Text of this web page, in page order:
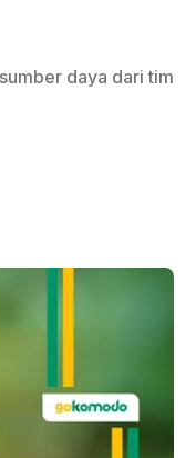
daya dari tim